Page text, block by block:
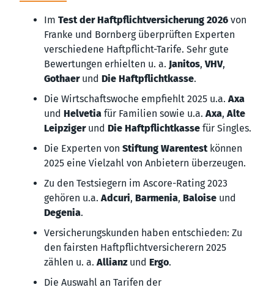
Im Test der Haftpflichtversicherung 2026 von
Franke und Bornberg überprüften Experten
verschiedene Haftpflicht-Tarife. Sehr gute
Bewertungen erhielten u. a. Janitos,VHV,
Gothaerund Die Haftpflichtkasse.
Die Wirtschaftswoche empfiehlt 2025 u.a.Axa
und Helvetia für Familien sowie u.a.Axa,Alte
Leipzigerund Die Haftpflichtkasse für Singles.
Die Experten von Stiftung Warentestkönnen
2025 eine Vielzahl von Anbietern überzeugen.
Zu den Testsiegern im Ascore-Rating 2023
gehören u.a.Adcuri, Barmenia, Baloise und
Degenia.
Versicherungskunden haben entschieden: Zu
den fairsten Haftpflichtversicherern 2025
zählen u. a.Allianzund Ergo.
Die Auswahl an Tarifen der